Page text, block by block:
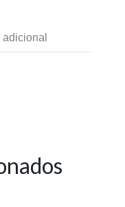
adicional